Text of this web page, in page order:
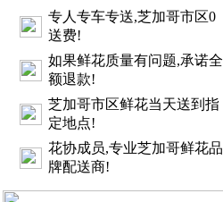
专人专车专送,芝加哥市区0
送费!
如果鲜花质量有问题,承诺全
额退款!
芝加哥市区鲜花当天送到指
定地点!
花协成员,专业芝加哥鲜花品
牌配送商!